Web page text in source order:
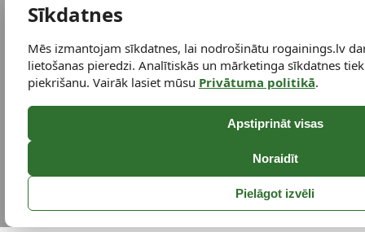
Sīkdatnes
Mēs izmantojam sīkdatnes, lai nodrošinātu rogainings.lv
lietošanas pieredzi. Analītiskās un mārketinga sīkdatnes
piekrišanu. Vairāk lasiet mūsu Privātuma politikā.
Apstiprināt visas
Noraidīt
Pielāgot izvēli